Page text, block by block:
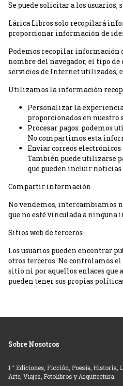
Se puede solicitar a los
Lárica Libros solo recopilará
proporcionar información de
Podemos recopilar información
nombre del navegador, el tipo
servicios de Internet
Utilizamos la información
Personalizar la
proporcionados en nuestro
Procesar pagos: podemos
No compartimos esta
Enviar correos
También puede utilizarse
que pueden incluir noticias
Compartir información
No vendemos, intercambiamos
que no esté vinculada a
Sitios web de terceros
Los usuarios pueden encontrar
otros terceros. No controlamos
sitio ni por aquellos enlaces que
pueden tener sus propias
Sobre Nosotros
1 ° Ediciones, Ficción, Poesía, Historia,
Arte, Viajes, Fotolibros y Arquitectura.